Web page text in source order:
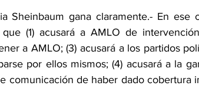
Sheinbaum gana claramente.- En
(1) acusará a AMLO de
a AMLO; (3) acusará a los partidos
por ellos mismos; (4) acusará a la
comunicación de haber dado cobertura